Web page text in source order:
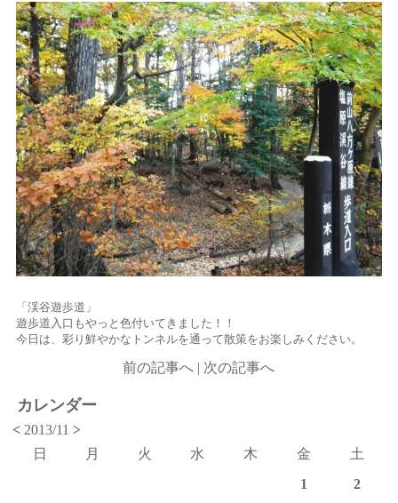
「渓谷遊歩道」
遊歩道入口もやっと色付いてきました！！
今日は、彩り鮮やかなトンネルを通って散策をお楽しみください。
前の記事へ | 次の記事へ
カレンダー
< 2013/11>
日
月 火 水 木 金
土
1
2